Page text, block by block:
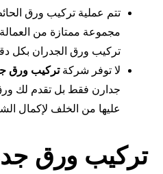
تتم عملية تركيب ورق
مجموعة ممتازة من
تركيب ورق الجدران بكل
لا توفر شركةتركيب ورق
جدارن فقط بل تقدم لك ورق
عليها من الخلف لإكمال
تركيب ورق